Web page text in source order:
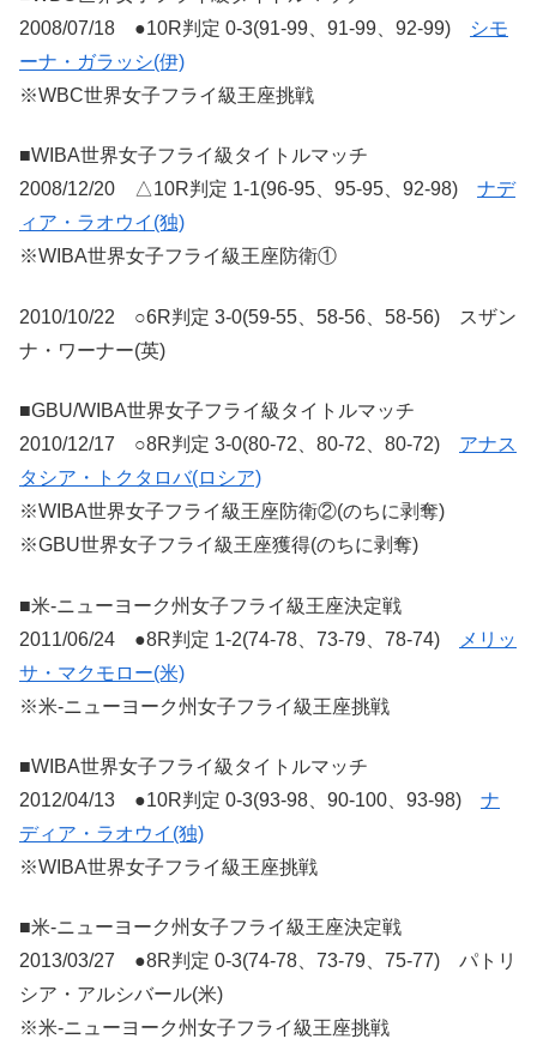
2008/07/18 ●10R判定 0-3(91-99、91-99、92-99)
シモ
ーナ・ガラッシ(伊)
※WBC世界女子フライ級王座挑戦
■WIBA世界女子フライ級タイトルマッチ
2008/12/20 △10R判定 1-1(96-95、95-95、92-98) ナデ
ィア・ラオウイ(独)
※WIBA世界女子フライ級王座防衛①
2010/10/22 ○6R判定 3-0(59-55、58-56、58-56) スザン
ナ・ワーナー(英)
■GBU/WIBA世界女子フライ級タイトルマッチ
2010/12/17 ○8R判定 3-0(80-72、80-72、80-72) アナス
タシア・トクタロバ(ロシア)
※WIBA世界女子フライ級王座防衛②(のちに剥奪)
※GBU世界女子フライ級王座獲得(のちに剥奪)
■米-ニューヨーク州女子フライ級王座決定戦
2011/06/24 ●8R判定 1-2(74-78、73-79、78-74)
メリッ
サ・マクモロー(米)
※米-ニューヨーク州女子フライ級王座挑戦
■WIBA世界女子フライ級タイトルマッチ
2012/04/13 ●10R判定 0-3(93-98、90-100、93-98) ナ
ディア・ラオウイ(独)
※WIBA世界女子フライ級王座挑戦
■米-ニューヨーク州女子フライ級王座決定戦
2013/03/27 ●8R判定 0-3(74-78、73-79、75-77) パトリ
シア・アルシバール(米)
※米-ニューヨーク州女子フライ級王座挑戦